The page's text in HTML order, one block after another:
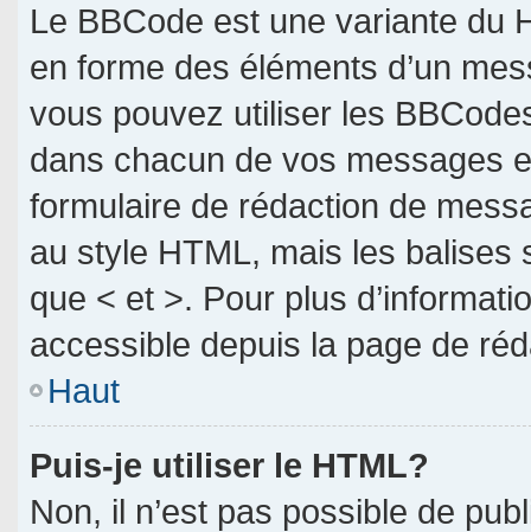
Le BBCode est une variante du
en forme des éléments d’un
vous pouvez utiliser les
dans chacun de vos messages
formulaire de rédaction de
au style HTML, mais les
que < et >. Pour plus
accessible depuis la page de
Haut
Puis-je utiliser le HTML?
Non, il n’est pas possible de